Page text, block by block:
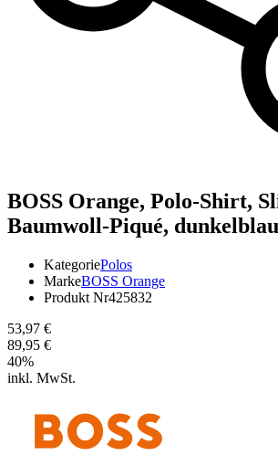
BOSS Orange, Polo-Shirt,
Baumwoll-Piqué, dunkelblau
KategoriePolos
MarkeBOSS Orange
Produkt Nr425832
53,97 €
89,95 €
40%
inkl. MwSt.